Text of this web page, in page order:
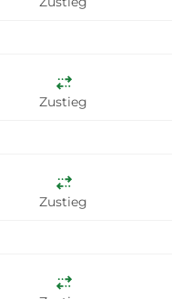
Zustieg
Zustieg